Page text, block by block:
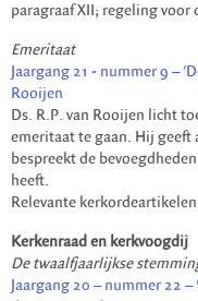
paragraaf XII; regeling
Emeritaat
Jaargang 21 - nummer 9 –
Rooijen
Ds. R.P. van Rooijen licht
emeritaat te gaan. Hij geeft
bespreekt de
heeft.
Relevante
Kerkenraad en kerkvoogdij
De twaalfjaarlijkse
Jaargang 20 – nummer 22